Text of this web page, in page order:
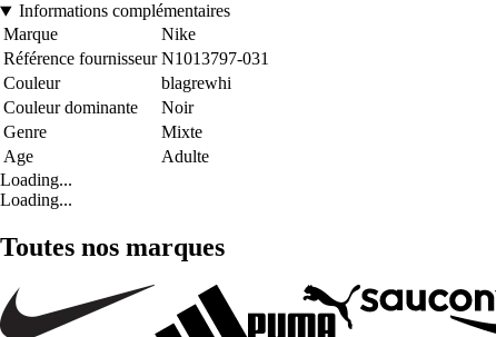
Informations complémentaires
Marque
Nike
Référence fournisseur N1013797-031
Couleur
blagrewhi
Couleur dominante
Noir
Genre
Mixte
Age
Adulte
Loading...
Loading...
Toutes nos marques